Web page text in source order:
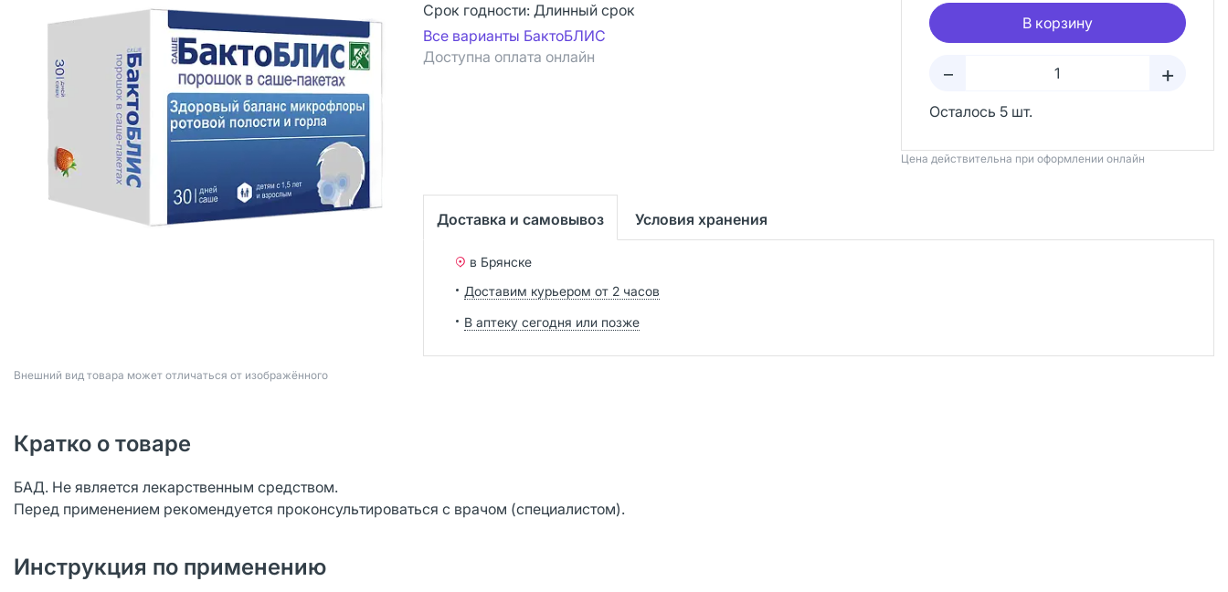
Bнешний вид товара может отличаться от изображённого
Срок годности: Длинный срок
Все варианты БактоБЛИС
Доступна оплата онлайн
В корзину
– +
Осталось 5 шт.
Цена действительна при оформлении онлайн
Доставка и самовывоз Условия хранения
в Брянске
Доставим курьером от 2 часов
В аптеку сегодня или позже
Кратко о товаре
БАД. Не является лекарственным средством.
Перед применением рекомендуется проконсультироваться с врачом (специалистом).
Инструкция по применению